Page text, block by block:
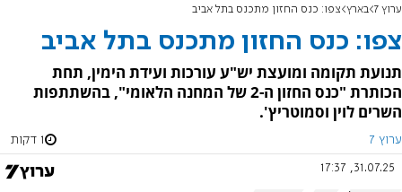
ערוץ 7 בארץ צפו: כנס החזון מתכנס בתל אביב
צפו: כנס החזון מתכנס בתל אביב
תנועת תקומה ומועצת יש"ע עורכות ועידת הימין, תחת
הכותרת "כנס החזון ה-2 של המחנה הלאומי", בהשתתפות
השרים לוין וסמוטריץ'.
ערוץ 7 1 דקות
31.07.25, 17:37